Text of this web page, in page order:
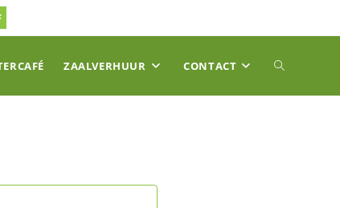
ZAALVERHUUR CONTACT TOGGLE